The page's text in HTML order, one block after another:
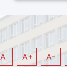
A A+ A-